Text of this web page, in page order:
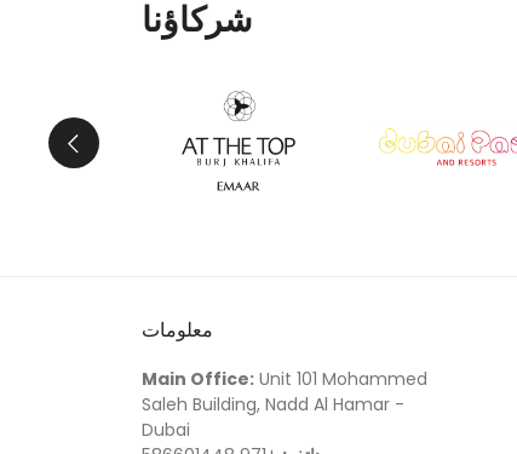
شركاؤنا
معلومات
Main Office: Unit 101 Mohammed
Saleh Building, Nadd Al Hamar -
Dubai